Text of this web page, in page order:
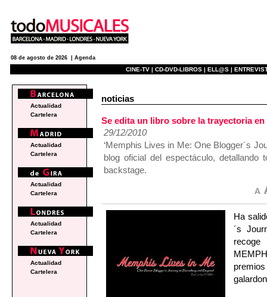
08 de agosto de 2026 | Agenda
CINE-TV | CD-DVD-LIBROS | ELL@S |
noticias
Se edita un libro sobre la trayectoria
29/12/2010
‘Memphis Lives in Me: One Blogger´s
blog oficial del espectáculo,
backstage.
Ha
´s
Actualidad
Cartelera
Actualidad
Cartelera
Actualidad
Cartelera
Actualidad
Cartelera
Actualidad
Cartelera